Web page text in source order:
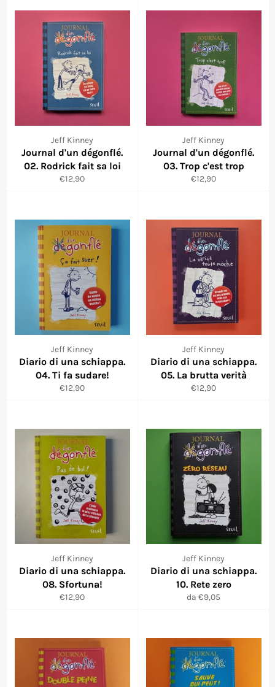
Jeff Kinney
Journal d'un dégonflé.
02. Rodrick fait sa loi
Prezzo
€12,90
Jeff Kinney
Journal d'un dégonflé.
03. Trop c'est trop
Prezzo
€12,90
Jeff Kinney
Diario di una schiappa.
04. Ti fa sudare!
Prezzo
€12,90
Jeff Kinney
Diario di una schiappa.
05. La brutta verità
Prezzo
€12,90
Jeff Kinney
Diario di una schiappa.
08. Sfortuna!
Prezzo
€12,90
Jeff Kinney
Diario di una schiappa.
10. Rete zero
da €9,05